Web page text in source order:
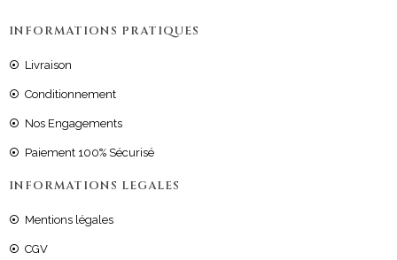
INFORMATIONS PRATIQUES
Livraison
Conditionnement
Nos Engagements
Paiement 100% Sécurisé
INFORMATIONS LEGALES
Mentions légales
CGV